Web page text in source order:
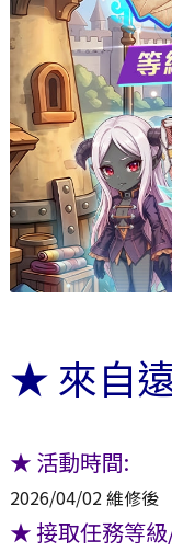
★ 來自
★ 活動時間:
2026/04/02 維修後
★接取任務等